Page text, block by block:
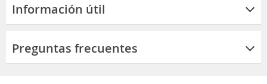
Información útil
Preguntas frecuentes